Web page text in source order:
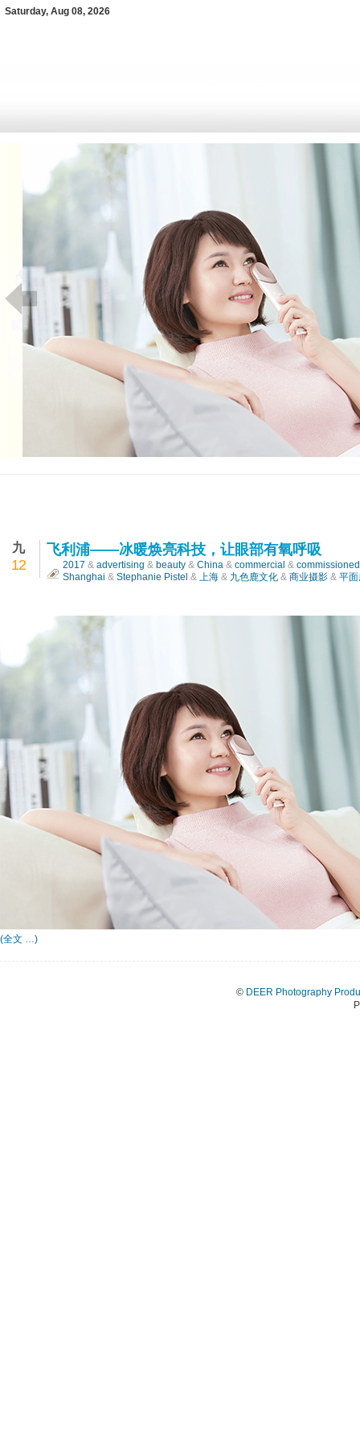
Saturday, Aug 08, 2026
飞利浦——冰暖焕亮科技，让眼部有氧呼吸
九
12
飞利浦——冰暖焕亮科技，让眼部有氧呼吸
2017 & advertising & beauty & China & commercial & commissioned
Shanghai & Stephanie Pistel & 上海 & 九色鹿文化 & 商业摄影 & 平
(全文 …)
© DEER Photography